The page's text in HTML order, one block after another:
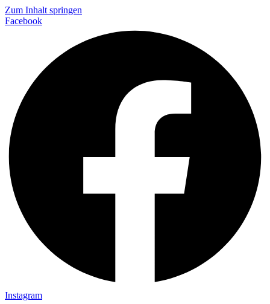
Zum Inhalt springen
Facebook
Instagram